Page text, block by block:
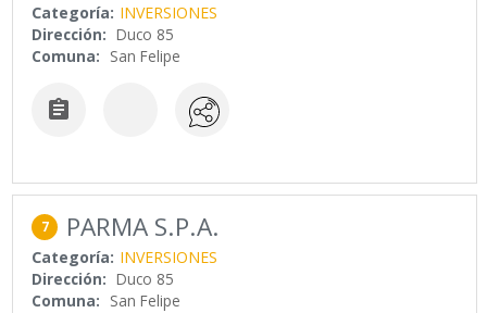
Categoría: INVERSIONES
Dirección: Duco 85
Comuna: San Felipe

7 PARMA S.P.A.
Categoría: INVERSIONES
Dirección: Duco 85
Comuna: San Felipe